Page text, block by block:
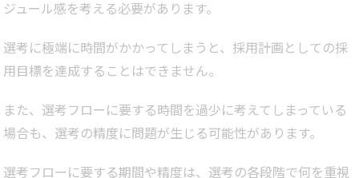
ジュール感を考える必要があります。
選考に極端に時間がかかってしまうと、採用計画としての採
用目標を達成することはできません。
また、選考フローに要する時間を過少に考えてしまっている
場合も、選考の精度に問題が生じる可能性があります。
選考フローに要する期間や精度は、選考の各段階で何を重視